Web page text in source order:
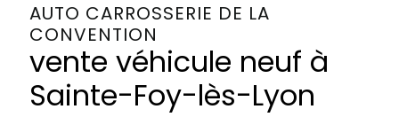
AUTO CARROSSERIE DE LA
CONVENTION
vente véhicule neuf à
Sainte-Foy-lès-Lyon